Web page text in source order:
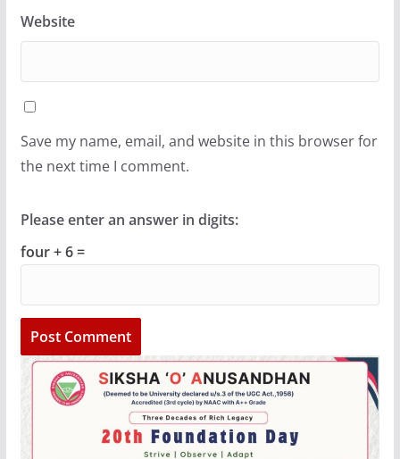
Website
Save my name, email, and website in this browser for
the next time I comment.
Please enter an answer in digits:
four + 6 =